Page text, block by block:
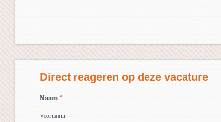
Direct reageren op deze vacature
Naam *
Voornaam